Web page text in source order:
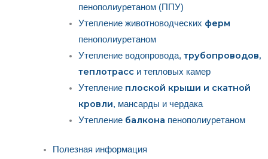
пенополиуретаном (ППУ)
Утепление животноводческих ферм
пенополиуретаном
Утепление водопровода,трубопроводов,
теплотрасс и тепловых камер
Утепление плоской крыши и скатной
кровли, мансарды и чердака
Утепление балкона пенополиуретаном
Полезная информация